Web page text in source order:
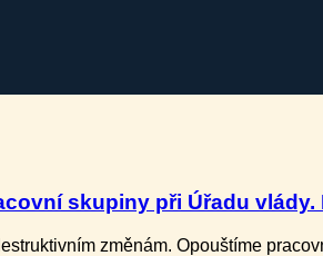
skupiny při Úřadu vlády.
změnám. Opouštíme